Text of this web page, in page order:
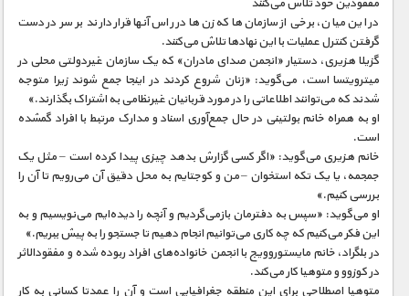
در این میان، برخی از سازمان‌ها که زن‌ها در راس آنها قرار دارند بر سر در دست
گرفتن کنترل عملیات با این نهادها تلاش می‌کنند.
گزیلا هزیری، دستیار «انجمن صدای مادران» که یک سازمان غیردولتی محلی در
میترویتسا است، می‌گوید: «زنان شروع کردند در اینجا جمع شوند زیرا متوجه
شدند که می‌توانند اطلاعاتی را در مورد قربانیان غیرنظامی به اشتراک بگذارند.»
او به همراه خانم بولتینی در حال جمع‌آوری اسناد و مدارک مرتبط با افراد گمشده
است.
خانم هزیری می‌گوید: «اگر کسی گزارش بدهد چیزی پیدا کرده است – مثل یک
جمجمه، یا یک تکه استخوان – من و کوجتایم به محل دقیق آن می‌رویم تا آن را
بررسی کنیم.»
او می‌گوید: «سپس به دفترمان بازمی‌گردیم و آنچه را دیده‌ایم می‌نویسیم و به
این فکر می‌کنیم که چه کاری می‌توانیم انجام دهیم تا جستجو را به پیش ببریم.»
در بلگراد، خانم مایستوروویج با انجمن خانواده‌های افراد ربوده شده و مفقودالاثر
در کوزوو و متوهیا کار می‌کند.
متوهیا اصطلاحی برای این منطقه جغرافیایی است و آن را عمدتا کسانی به کار